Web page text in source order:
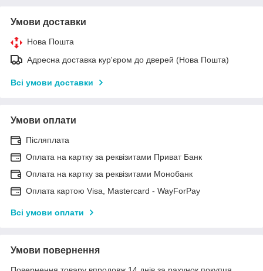
Умови доставки
Нова Пошта
Адресна доставка кур'єром до дверей (Нова Пошта)
Всі умови доставки
Умови оплати
Післяплата
Оплата на картку за реквізитами Приват Банк
Оплата на картку за реквізитами Монобанк
Оплата картою Visa, Mastercard - WayForPay
Всі умови оплати
Умови повернення